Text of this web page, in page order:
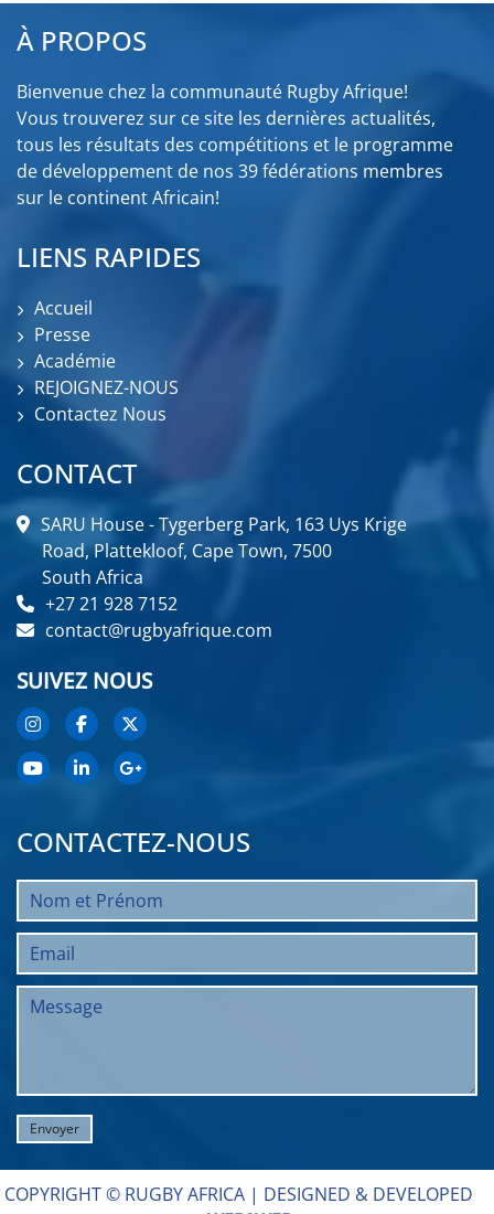
À PROPOS
Bienvenue chez la communauté Rugby Afrique!
Vous trouverez sur ce site les dernières actualités,
tous les résultats des compétitions et le programme
de développement de nos 39 fédérations membres
sur le continent Africain!
LIENS RAPIDES
Accueil
Presse
Académie
REJOIGNEZ-NOUS
Contactez Nous
CONTACT
SARU House - Tygerberg Park, 163 Uys Krige
Road, Plattekloof, Cape Town, 7500
South Africa
+27 21 928 7152
contact@rugbyafrique.com
SUIVEZ NOUS
CONTACTEZ-NOUS
COPYRIGHT © RUGBY AFRICA | DESIGNED & DEVELOPED